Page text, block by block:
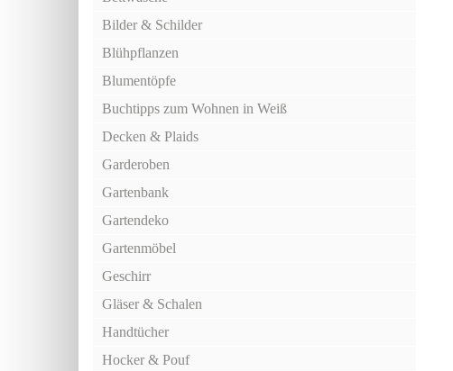
Bilder & Schilder
Blühpflanzen
Blumentöpfe
Buchtipps zum Wohnen in Weiß
Decken & Plaids
Garderoben
Gartenbank
Gartendeko
Gartenmöbel
Geschirr
Gläser & Schalen
Handtücher
Hocker & Pouf